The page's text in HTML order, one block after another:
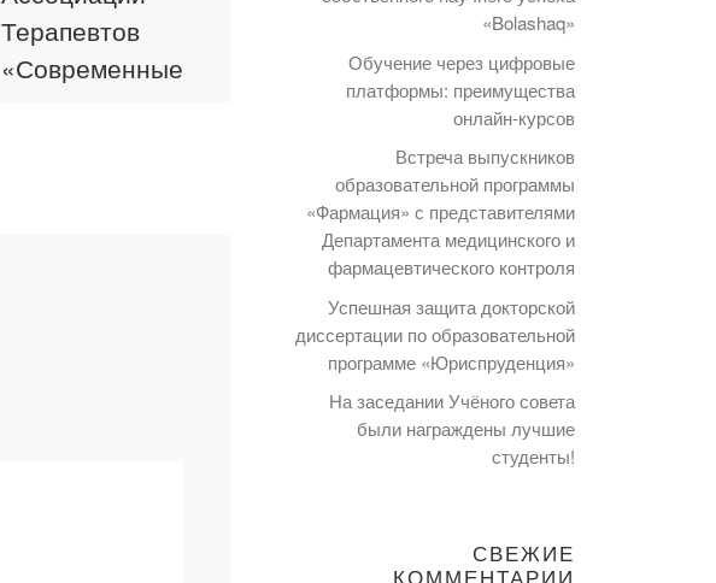
Терапевтов
«Современные
ГУМАННОЙ
ПЕДАГОГИКИ
23 апреля Председатель
клуба гуманной
педагогики Академии
«Bolashaq», студентка
образовательной
программы дошкольное
обучение и воспитание,
группы ДОВ-19-1
Жампеисова Лаура
«Bolashaq»
Обучение через цифровые
платформы: преимущества
онлайн-курсов
Встреча выпускников
образовательной программы
«Фармация» с представителями
Департамента медицинского и
фармацевтического контроля
Успешная защита докторской
диссертации по образовательной
программе «Юриспруденция»
На заседании Учёного совета
были награждены лучшие
студенты!
СВЕЖИЕ
КОММЕНТАРИИ